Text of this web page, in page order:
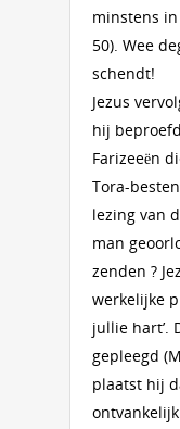
minstens
50). Wee
schendt!
Jezus
hij
Farizeeën
Tora-
lezing van
man
zenden ?
werkelijke
jullie hart’.
gepleegd
plaatst hij